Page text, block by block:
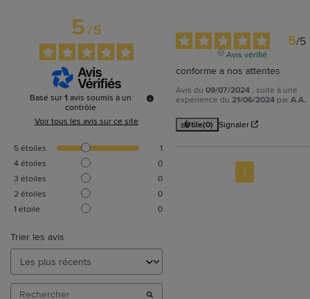
5/5
Basé sur1 avis soumis à un
contrôle
Voir tous les avis sur ce site
5étoiles
1
4étoiles
0
3 étoiles
0
2 étoiles
0
1 étoile 0
Trier les avis
5/5
Avis vérifié
conforme a nos attentes
Avis du09/07/2024 , suite à une
expérience du21/06/2024 parA.A.
Utile(0) Signaler
1